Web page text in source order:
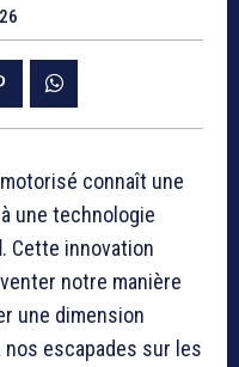
connaît une
une technologie
. Cette innovation
notre manière
une dimension
escapades sur les